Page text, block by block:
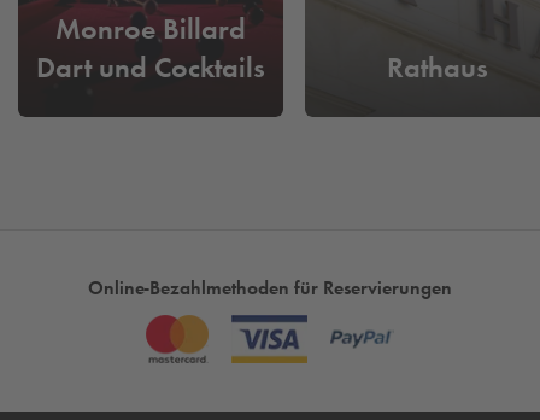
Monroe Billard
Dart und Cocktails
Rathaus
Online-Bezahlmethoden für Reservierungen